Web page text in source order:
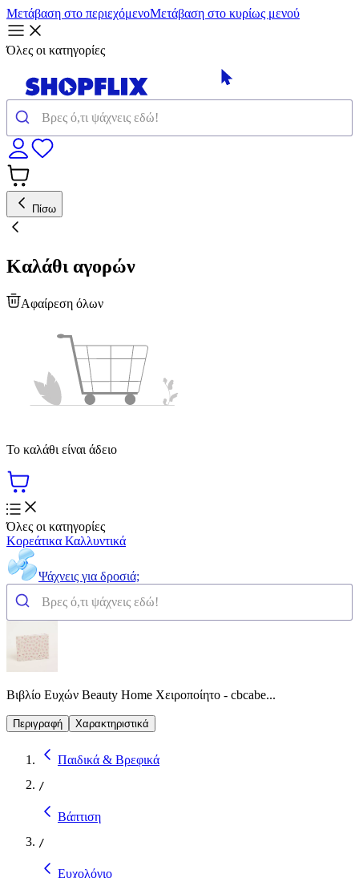
Μετάβαση στο περιεχόμενοΜετάβαση στο κυρίως μενού
Όλες οι κατηγορίες
Πίσω
Καλάθι αγορών
Αφαίρεση όλων
Το καλάθι είναι άδειο
Όλες οι κατηγορίες
Κορεάτικα Καλλυντικά
Ψάχνεις για δροσιά;
Βιβλίο Ευχών Beauty Home Χειροποίητο - cbcabe...
Περιγραφή Χαρακτηριστικά
Παιδικά & Βρεφικά
/
Βάπτιση
/
Ευχολόγιο